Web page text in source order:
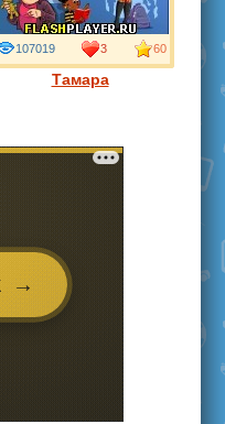
Тамара
107019 3 60